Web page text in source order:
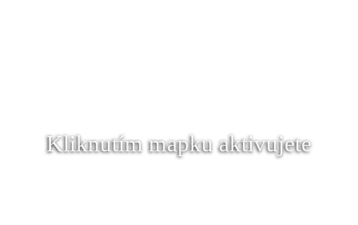
Kliknutím mapku aktivujete